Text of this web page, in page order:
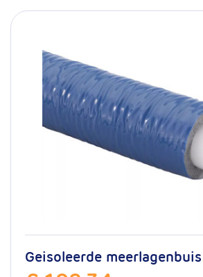
Geisoleerde